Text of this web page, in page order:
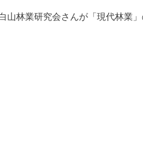
林業研究会さんが「現代林業